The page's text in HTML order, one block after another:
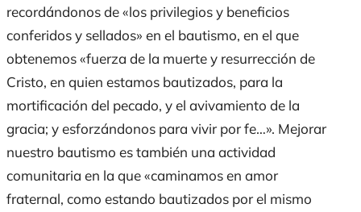
recordándonos de «los privilegios y beneficios
conferidos y sellados» en el bautismo, en el que
obtenemos «fuerza de la muerte y resurrección de
Cristo, en quien estamos bautizados, para la
mortificación del pecado, y el avivamiento de la
gracia; y esforzándonos para vivir por fe…». Mejorar
nuestro bautismo es también una actividad
comunitaria en la que «caminamos en amor
fraternal, como estando bautizados por el mismo